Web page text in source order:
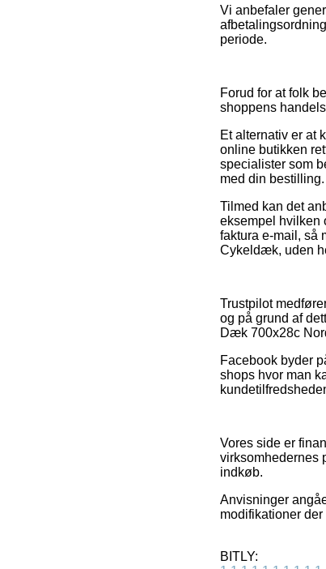
Vi anbefaler
periode.
Forud for at folk
shoppens
Et alternativ er at
online butikken
specialister som
med din bestilling.
Tilmed kan det
eksempel hvilken
faktura e-mail, så
Cykeldæk, uden
Trustpilot
og på grund af
Dæk 700x28c
Facebook byder
shops hvor man
Vores side er
virksomhedernes
indkøb.
Anvisninger
modifikationer
BITLY: